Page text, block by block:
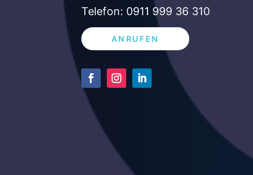
Telefon: 0911 999 36 310
ANRUFEN